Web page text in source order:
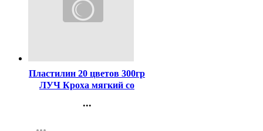
Пластилин 20 цветов 300гр
ЛУЧ Кроха мягкий со
...